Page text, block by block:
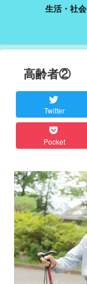
生活・社会
高齢者②
Twitter
Pocket